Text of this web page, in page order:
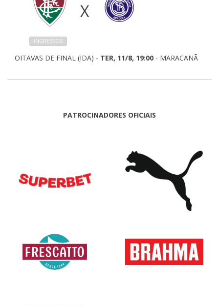
X
INGRESSOS
OITAVAS DE FINAL (IDA) - TER, 11/8, 19:00 - MARACANÃ
PATROCINADORES OFICIAIS